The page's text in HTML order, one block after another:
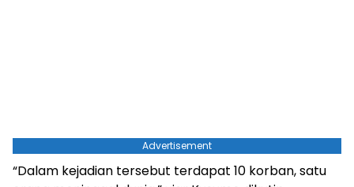
Advertisement
“Dalam kejadian tersebut terdapat 10 korban, satu